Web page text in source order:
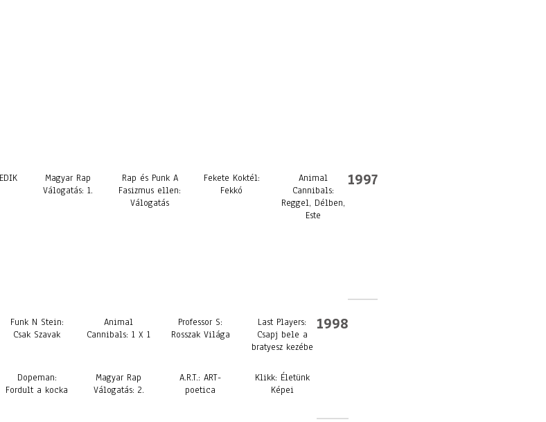
Magyar Rap
Válogatás: 1.
Rap és Punk A
Fasizmus ellen:
Válogatás
Fekete Koktél:
Fekkó
Animal
Cannibals:
Reggel, Délben,
Este
1997
Funk N Stein:
Csak Szavak
Animal
Cannibals: 1 X 1
Professor S:
Rosszak Világa
Last Players:
Csapj bele a
bratyesz kezébe
Dopeman:
Fordult a kocka
Magyar Rap
Válogatás: 2.
A.R.T.: ART-
poetica
Klikk: Életünk
Képei
1998